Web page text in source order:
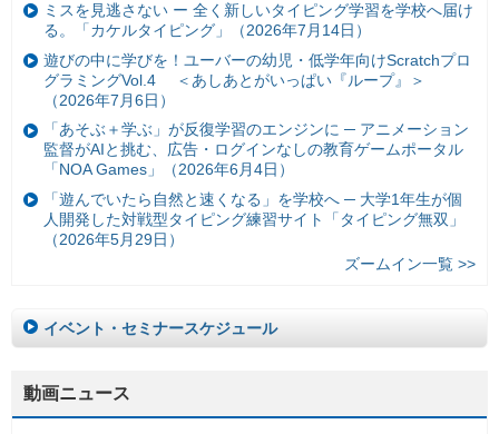
ミスを見逃さない ー 全く新しいタイピング学習を学校へ届け
る。「カケルタイピング」（2026年7月14日）
遊びの中に学びを！ユーバーの幼児・低学年向けScratchプロ
グラミングVol.4 ＜あしあとがいっぱい『ループ』＞
（2026年7月6日）
「あそぶ＋学ぶ」が反復学習のエンジンに ─ アニメーション
監督がAIと挑む、広告・ログインなしの教育ゲームポータル
「NOA Games」（2026年6月4日）
「遊んでいたら自然と速くなる」を学校へ ─ 大学1年生が個
人開発した対戦型タイピング練習サイト「タイピング無双」
（2026年5月29日）
ズームイン一覧 >>
イベント・セミナースケジュール
動画ニュース